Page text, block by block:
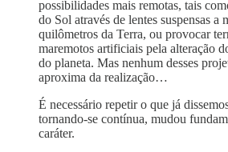
possibilidades mais remotas, tais
do Sol através de lentes suspensas a
quilômetros da Terra, ou provocar
maremotos artificiais pela alteração
do planeta. Mas nenhum desses
aproxima da realização…
É necessário repetir o que já
tornando-se contínua, mudou
caráter.